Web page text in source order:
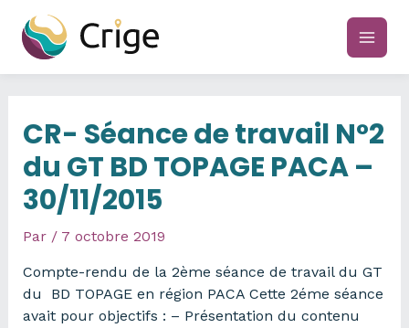
contenu
main
CR- Séance de travail N°2
du GT BD TOPAGE PACA –
30/11/2015
Par / 7 octobre 2019
Compte-rendu de la 2ème séance de travail du GT
du BD TOPAGE en région PACA Cette 2éme séance
avait pour objectifs : – Présentation du contenu